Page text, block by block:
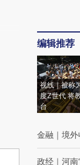
编辑推荐
视线｜被称
度Z世代 将
台
金融 ｜ 境外
政经 ｜ 河南